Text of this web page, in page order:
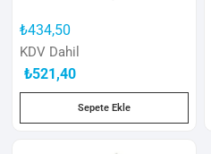
₺434,50
KDV Dahil
₺521,40
Sepete Ekle